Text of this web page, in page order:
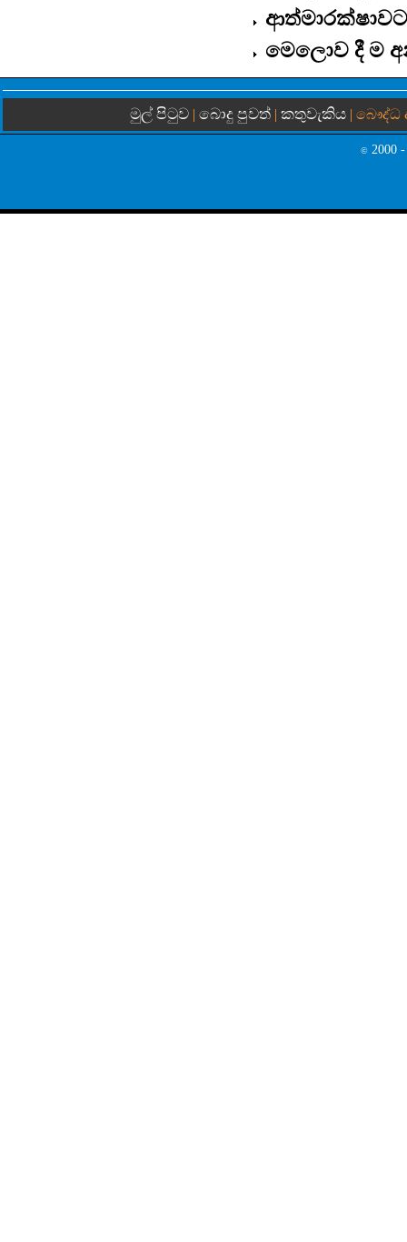
මෙලොව දී ම
මුල් පිටුව | බොදු පුවත් | කතුවැකිය | බෞද්ධ
© 2000